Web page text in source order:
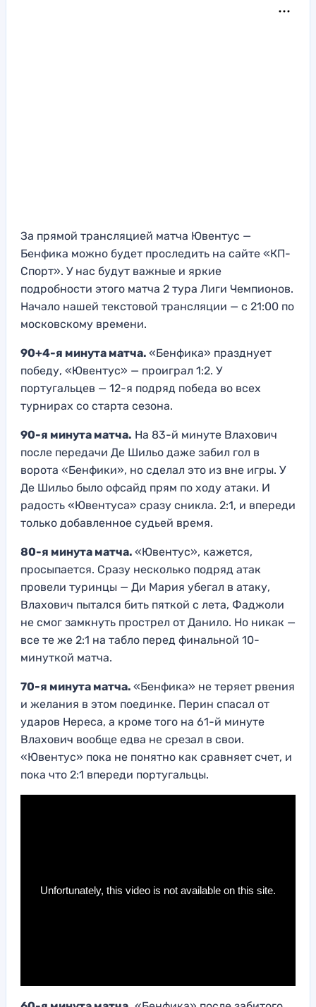
За прямой трансляцией матча Ювентус —
Бенфика можно будет проследить на сайте «КП-
Спорт». У нас будут важные и яркие
подробности этого матча 2 тура Лиги Чемпионов.
Начало нашей текстовой трансляции — с 21:00 по
московскому времени.
90+4-я минута матча. «Бенфика» празднует
победу, «Ювентус» — проиграл 1:2. У
португальцев — 12-я подряд победа во всех
турнирах со старта сезона.
90-я минута матча. На 83-й минуте Влахович
после передачи Де Шильо даже забил гол в
ворота «Бенфики», но сделал это из вне игры. У
Де Шильо было офсайд прям по ходу атаки. И
радость «Ювентуса» сразу сникла. 2:1, и впереди
только добавленное судьей время.
80-я минута матча. «Ювентус», кажется,
просыпается. Сразу несколько подряд атак
провели туринцы — Ди Мария убегал в атаку,
Влахович пытался бить пяткой с лета, Фаджоли
не смог замкнуть прострел от Данило. Но никак —
все те же 2:1 на табло перед финальной 10-
минуткой матча.
70-я минута матча. «Бенфика» не теряет рвения
и желания в этом поединке. Перин спасал от
ударов Нереса, а кроме того на 61-й минуте
Влахович вообще едва не срезал в свои.
«Ювентус» пока не понятно как сравняет счет, и
пока что 2:1 впереди португальцы.